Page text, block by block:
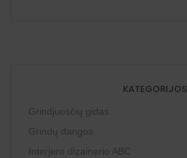
KATEGORIJOS
Grindjuosčių gidas
Grindų dangos
Interjero dizainerio ABC